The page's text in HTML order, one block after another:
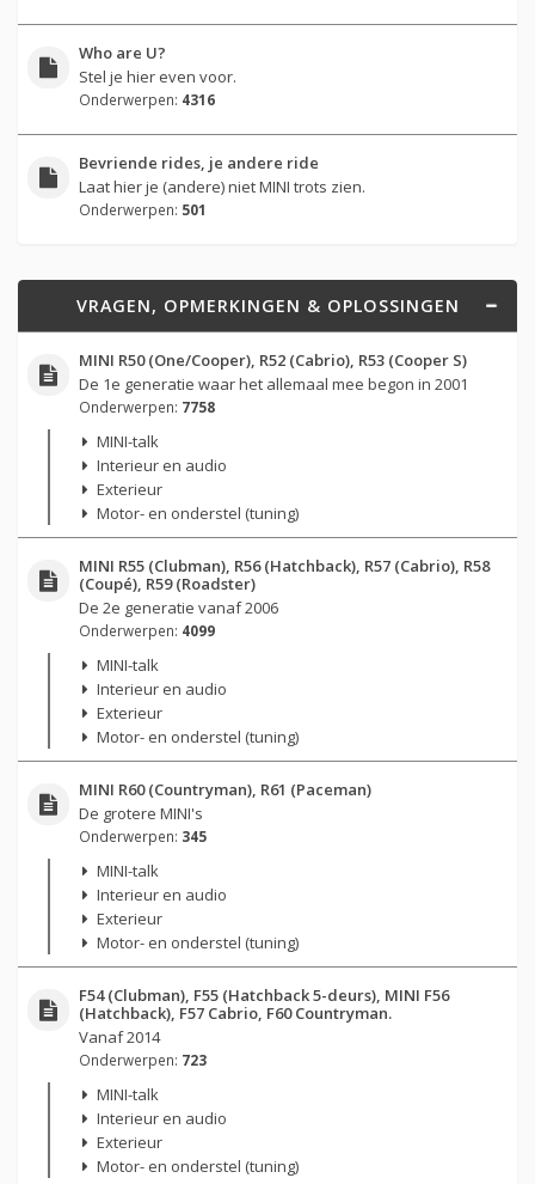
Who are U?
Stel je hier even voor.
Onderwerpen: 4316
Bevriende rides, je andere ride
Laat hier je (andere) niet MINI trots zien.
Onderwerpen: 501
VRAGEN, OPMERKINGEN & OPLOSSINGEN
MINI R50 (One/Cooper), R52 (Cabrio), R53 (Cooper S)
De 1e generatie waar het allemaal mee begon in 2001
Onderwerpen: 7758
MINI-talk
Interieur en audio
Exterieur
Motor- en onderstel (tuning)
MINI R55 (Clubman), R56 (Hatchback), R57 (Cabrio), R58
(Coupé), R59 (Roadster)
De 2e generatie vanaf 2006
Onderwerpen: 4099
MINI-talk
Interieur en audio
Exterieur
Motor- en onderstel (tuning)
MINI R60 (Countryman), R61 (Paceman)
De grotere MINI's
Onderwerpen: 345
MINI-talk
Interieur en audio
Exterieur
Motor- en onderstel (tuning)
F54 (Clubman), F55 (Hatchback 5-deurs), MINI F56
(Hatchback), F57 Cabrio, F60 Countryman.
Vanaf 2014
Onderwerpen: 723
MINI-talk
Interieur en audio
Exterieur
Motor- en onderstel (tuning)